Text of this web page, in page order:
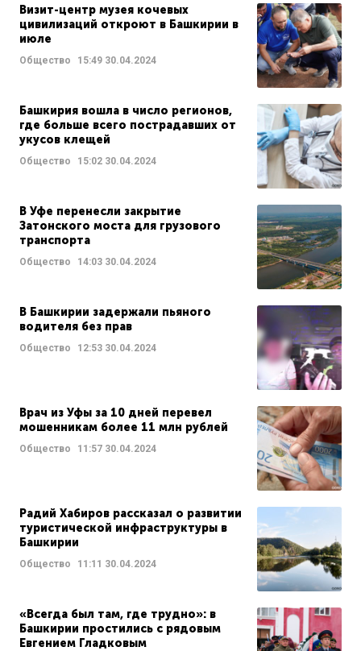
Визит-центр музея кочевых
цивилизаций откроют в Башкирии в
июле
Общество 15:49 30.04.2024
Башкирия вошла в число регионов,
где больше всего пострадавших от
укусов клещей
Общество 15:02 30.04.2024
В Уфе перенесли закрытие
Затонского моста для грузового
транспорта
Общество 14:03 30.04.2024
В Башкирии задержали пьяного
водителя без прав
Общество 12:53 30.04.2024
Врач из Уфы за 10 дней перевел
мошенникам более 11 млн рублей
Общество 11:57 30.04.2024
Радий Хабиров рассказал о развитии
туристической инфраструктуры в
Башкирии
Общество 11:11 30.04.2024
«Всегда был там, где трудно»: в
Башкирии простились с рядовым
Евгением Гладковым